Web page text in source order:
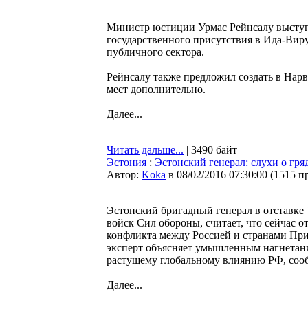
Министр юстиции Урмас Рейнсалу
государственного присутствия в Ида-
публичного сектора.
Рейнсалу также предложил создать в
мест дополнительно.
Далее...
Читать дальше... | 3490 байт
Эстония : Эстонский генерал: слухи о
Автор: Koka в 08/02/2016 07:30:00 (1515
Эстонский бригадный генерал в
войск Сил обороны, считает, что сейчас
конфликта между Россией и странами
эксперт объясняет умышленным
растущему глобальному влиянию РФ,
Далее...